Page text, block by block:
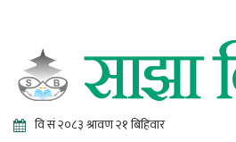
Online News Portal